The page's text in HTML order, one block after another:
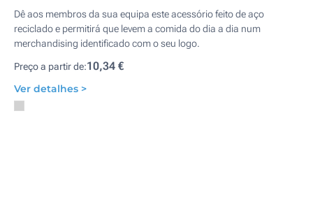
Dê aos membros da sua equipa este acessório feito de aço
reciclado e permitirá que levem a comida do dia a dia num
merchandising identificado com o seu logo.
Preço a partir de:10,34 €
Ver detalhes >